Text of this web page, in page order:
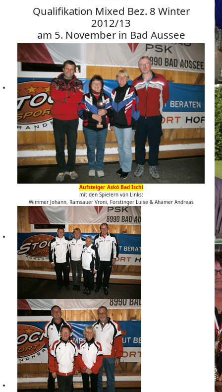
Qualifikation Mixed Bez. 8 Winter
2012/13
am 5. November in Bad Aussee
Aufsteiger Askö Bad Ischl
mit den Spielern von Links:
Wimmer Johann, Ramsauer Vroni, Forstinger Luise & Ahamer Andreas